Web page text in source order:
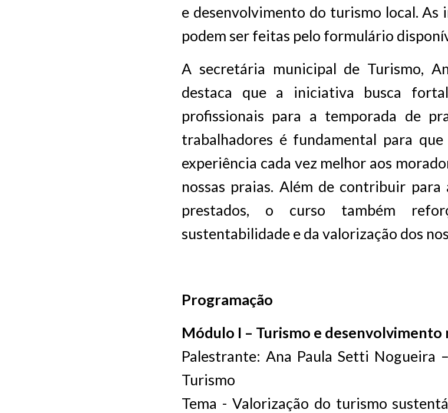
e desenvolvimento do turismo local. As
podem ser feitas pelo formulário
A secretária municipal de Turismo,
destaca que a iniciativa busca
profissionais para a temporada de
trabalhadores é fundamental para
experiência cada vez melhor aos
nossas praias. Além de contribuir para
prestados, o curso também
sustentabilidade e da valorização dos
Programação
Módulo I – Turismo e desenvolvimento
Palestrante: Ana Paula Setti Nogueira
Turismo
Tema - Valorização do turismo